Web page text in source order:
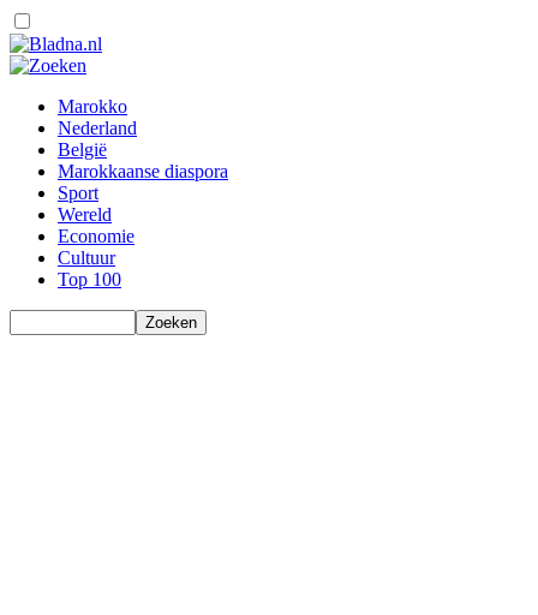
Marokko
Nederland
België
Marokkaanse diaspora
Sport
Wereld
Economie
Cultuur
Top 100